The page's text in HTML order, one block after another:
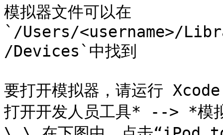
模拟器文件可以在
`/Users/<username>/
/Devices`中找到
要打开模拟器，请运行
打开开发人员工具* --> *模